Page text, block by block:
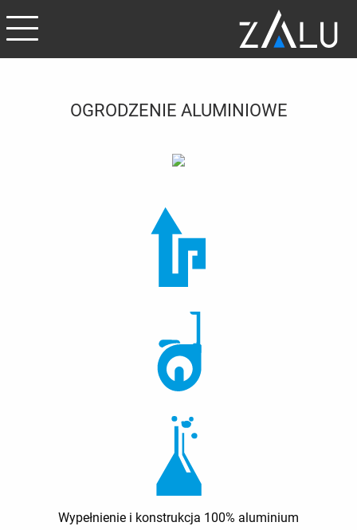
OGRODZENIE ALUMINIOWE
Wypełnienie i konstrukcja 100% aluminium